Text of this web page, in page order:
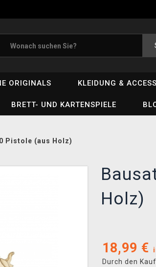
ORIGINALS KLEIDUNG &
BRETT- UND KARTENSPIELE
Pistole (aus Holz)
Holz)
18,99 €
Durch den